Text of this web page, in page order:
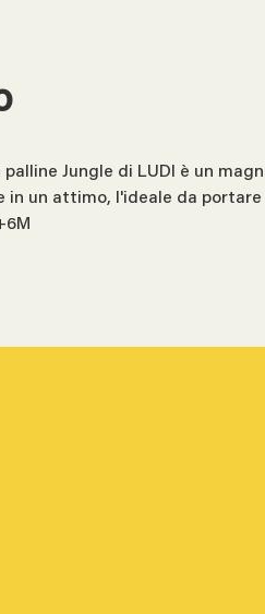
Jungle di LUDI è un
un attimo, l'ideale da